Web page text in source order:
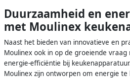
Duurzaamheid en
met Moulinex
Naast het bieden van innovatieve en
Moulinex ook in op de groeiende
energie-efficiëntie bij
Moulinex zijn ontworpen om energie